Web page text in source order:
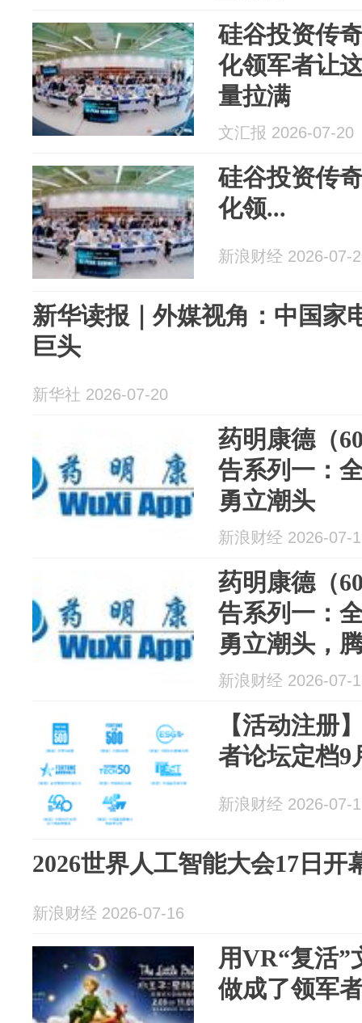
硅谷投资传
化领军者让
量拉满
文汇报 2026-07-20
硅谷投资传
化领...
新浪财经 2026-07-
新华读报｜外媒视角：中国家
巨头
新华社 2026-07-20
药明康德（
告系列一：
勇立潮头
新浪财经 2026-07-
药明康德（
告系列一：
勇立潮头，
新浪财经 2026-07-
【活动注册
者论坛定档9
新浪财经 2026-07-
2026世界人工智能大会17日开
新浪财经 2026-07-16
用VR“复活”
做成了领军